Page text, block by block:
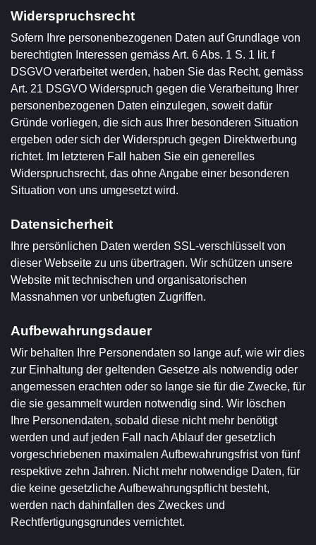
Widerspruchsrecht
Sofern Ihre personenbezogenen Daten auf Grundlage von
berechtigten Interessen gemäss Art. 6 Abs. 1 S. 1 lit. f
DSGVO verarbeitet werden, haben Sie das Recht, gemäss
Art. 21 DSGVO Widerspruch gegen die Verarbeitung Ihrer
personenbezogenen Daten einzulegen, soweit dafür
Gründe vorliegen, die sich aus Ihrer besonderen Situation
ergeben oder sich der Widerspruch gegen Direktwerbung
richtet. Im letzteren Fall haben Sie ein generelles
Widerspruchsrecht, das ohne Angabe einer besonderen
Situation von uns umgesetzt wird.
Datensicherheit
Ihre persönlichen Daten werden SSL-verschlüsselt von
dieser Webseite zu uns übertragen. Wir schützen unsere
Website mit technischen und organisatorischen
Massnahmen vor unbefugten Zugriffen.
Aufbewahrungsdauer
Wir behalten Ihre Personendaten so lange auf, wie wir dies
zur Einhaltung der geltenden Gesetze als notwendig oder
angemessen erachten oder so lange sie für die Zwecke, für
die sie gesammelt wurden notwendig sind. Wir löschen
Ihre Personendaten, sobald diese nicht mehr benötigt
werden und auf jeden Fall nach Ablauf der gesetzlich
vorgeschriebenen maximalen Aufbewahrungsfrist von fünf
respektive zehn Jahren. Nicht mehr notwendige Daten, für
die keine gesetzliche Aufbewahrungspflicht besteht,
werden nach dahinfallen des Zweckes und
Rechtfertigungsgrundes vernichtet.